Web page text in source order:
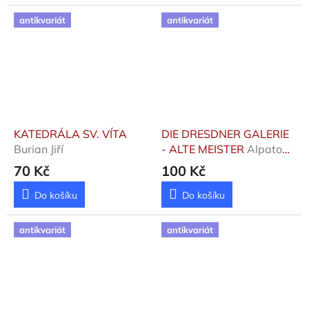
historie. Kniha z nakladatelství
Albatros podrobně mapuje
umělcův...
antikvariát
KATEDRÁLA SV. VÍTA
Burian Jiří
70 Kč
Do košíku
antikvariát
DIE DRESDNER GALERIE
- ALTE MEISTER Alpatow
Michael W.
100 Kč
Do košíku
antikvariát antikvariát